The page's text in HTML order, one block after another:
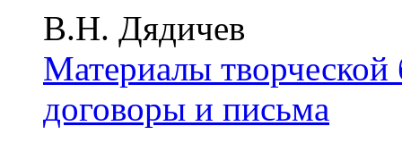
В.Н. Дядичев
Материалы
договоры и письма